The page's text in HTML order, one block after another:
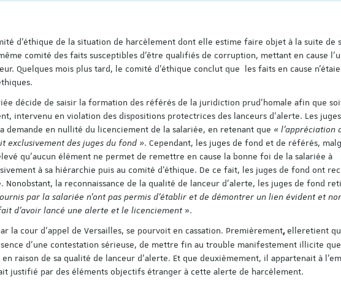
d’éthique de la situation de harcèlement dont elle estime faire objet à la suite de
comité des faits susceptibles d’être qualifiés de corruption, mettant en cause
Quelques mois plus tard, le comité d’éthique conclut que les faits en cause
décide de saisir la formation des référés de la juridiction prud’homale afin que
intervenu en violation des dispositions protectrices des lanceurs d’alerte. Les
demande en nullité du licenciement de la salariée, en retenant que « l'appréciation
exclusivement des juges du fond ». Cependant, les juges de fond et de référés,
qu’aucun élément ne permet de remettre en cause la bonne foi de la salariée à
à sa hiérarchie puis au comité d’éthique. De ce fait, les juges de fond ont
Nonobstant, la reconnaissance de la qualité de lanceur d’alerte, les juges de fond
par la salariée n’ont pas permis d’établir et de démontrer un lien évident et
d’avoir lancé une alerte et le licenciement ».
la cour d’appel de Versailles, se pourvoit en cassation. Premièrement, elleretient
d’une contestation sérieuse, de mettre fin au trouble manifestement illicite que
raison de sa qualité de lanceur d’alerte. Et que deuxièmement, il appartenait à
justifié par des éléments objectifs étranger à cette alerte de harcèlement.
Découvrez le
colloque
organisé à l'occasion
Voici le lien pour vous
personnes déjà inscrites
Save the Date n'ont pas
s'inscrire à nouveau) :
https://applicatio…